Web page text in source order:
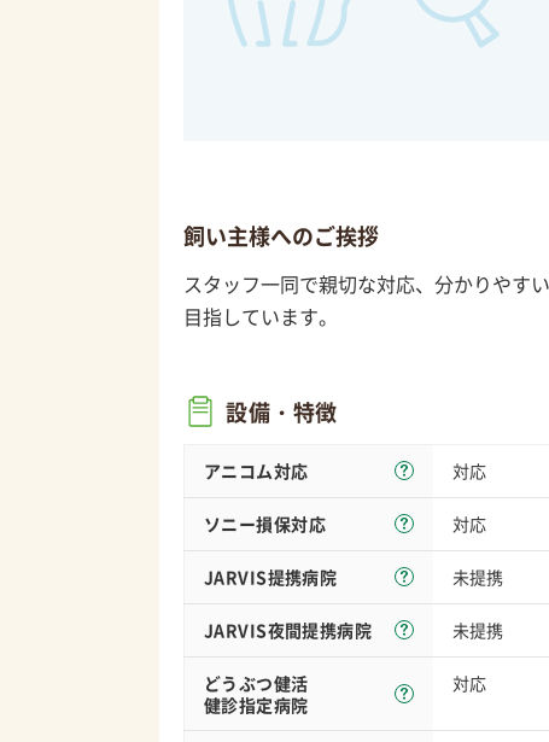
飼い主様へのご挨拶
スタッフ一同で親切な対応、分かりやす
目指しています。
設備・特徴
アニコム対応 対応
ソニー損保対応 対応
JARVIS提携病院 未提携
JARVIS夜間提携病院 未提携
どうぶつ健活
健診指定病院
対応